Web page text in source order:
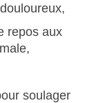
repos aux
soulager